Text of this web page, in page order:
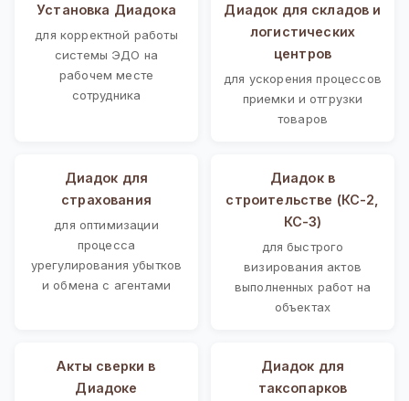
Установка Диадока
для корректной работы
системы ЭДО на
рабочем месте
сотрудника
Диадок для складов и
логистических
центров
для ускорения процессов
приемки и отгрузки
товаров
Диадок для
страхования
для оптимизации
процесса
урегулирования убытков
и обмена с агентами
Диадок в
строительстве (КС-2,
КС-3)
для быстрого
визирования актов
выполненных работ на
объектах
Акты сверки в
Диадоке
Диадок для
таксопарков